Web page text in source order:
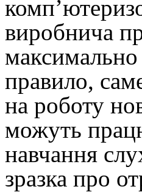
комп’
виробнича
максимально
правило,
на роботу
можуть
навчання
зразка про